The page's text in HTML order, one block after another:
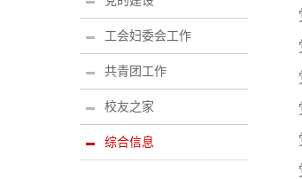
工会妇委会工作
共青团工作
校友之家
综合信息